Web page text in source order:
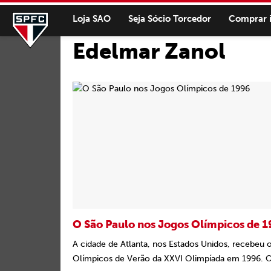
Loja SAO Seja Sócio Torcedor Comprar
Edelmar Zanol
O São Paulo nos Jogos Olímpicos de
A cidade de Atlanta, nos Estados Unidos, recebeu
Olímpicos de Verão da XXVI Olimpíada em 1996.